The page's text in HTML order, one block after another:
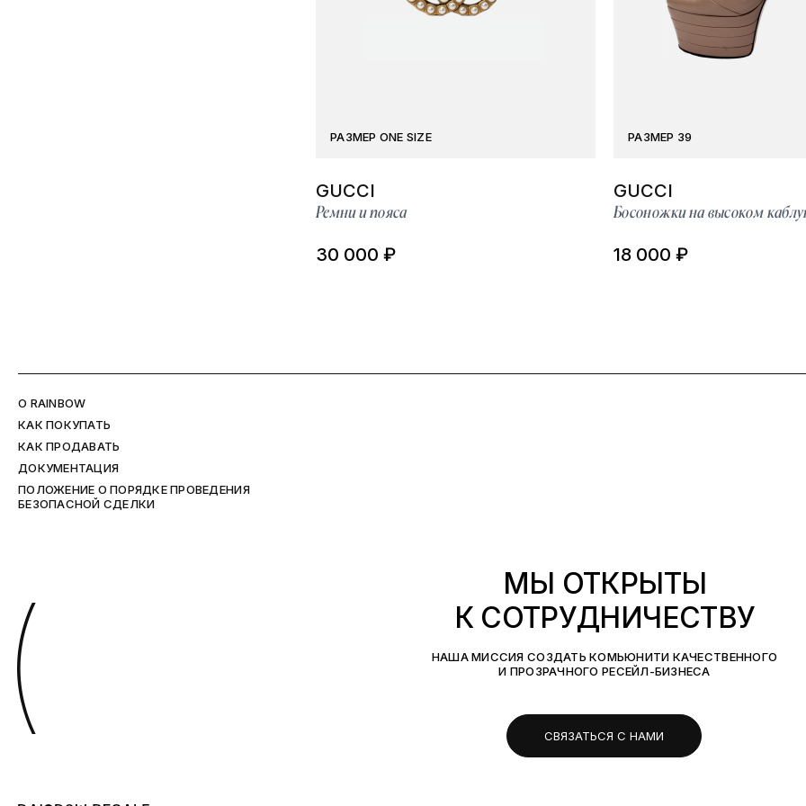
РАЗМЕР ONE SIZE
GUCCI
Ремни и пояса
30 000 ₽
РАЗМЕР 39
GUCCI
Босоножки на высоком
18 000 ₽
O RAINBOW
КАК ПОКУПАТЬ
КАК ПРОДАВАТЬ
ДОКУМЕНТАЦИЯ
ПОЛОЖЕНИЕ О ПОРЯДКЕ ПРОВЕДЕНИЯ
БЕЗОПАСНОЙ СДЕЛКИ
(
МЫ ОТКРЫТЫ
К СОТРУДНИЧЕСТВУ
НАША МИССИЯ СОЗДАТЬ КОМЬЮНИТИ КАЧЕСТВЕННОГО
И ПРОЗРАЧНОГО РЕСЕЙЛ-БИЗНЕСА
СВЯЗАТЬСЯ С НАМИ